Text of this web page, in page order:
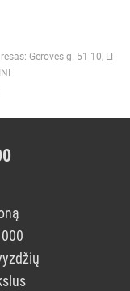
Gerovės g. 51-10, LT-